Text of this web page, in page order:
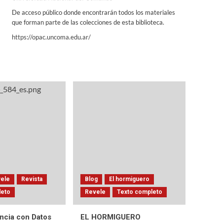
De acceso público donde encontrarán todos los materiales
que forman parte de las colecciones de esta biblioteca.
https://opac.uncoma.edu.ar/
Revista
con Datos
Blog
El hormiguero
Revele
Texto completo
EL HORMIGUERO